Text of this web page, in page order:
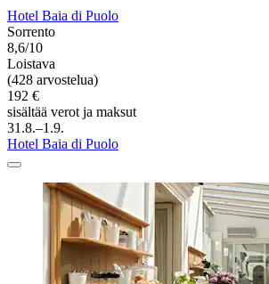
Hotel Baia di Puolo
Sorrento
8,6/10
Loistava
(428 arvostelua)
192 €
sisältää verot ja maksut
31.8.–1.9.
Hotel Baia di Puolo